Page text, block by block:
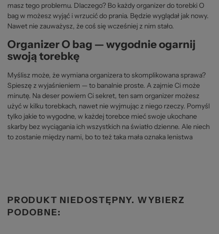
masz tego problemu. Dlaczego? Bo każdy organizer do torebki O
bag w możesz wyjąć i wrzucić do prania. Będzie wyglądał jak nowy.
Nawet nie zauważysz, że coś się wcześniej z nim stało.
Organizer O bag — wygodnie ogarnij
swoją torebkę
Myślisz może, że wymiana organizera to skomplikowana sprawa?
Spieszę z wyjaśnieniem — to banalnie proste. A zajmie Ci może
minutę. Na deser powiem Ci sekret, ten sam organizer możesz
użyć w kilku torebkach, nawet nie wyjmując z niego rzeczy. Pomyśl
tylko jakie to wygodne, w każdej torebce mieć swoje ukochane
skarby bez wyciągania ich wszystkich na światło dzienne. Ale niech
to zostanie między nami, bo to też taka mała oznaka lenistwa
PRODUKT NIEDOSTĘPNY. WYBIERZ
PODOBNE: